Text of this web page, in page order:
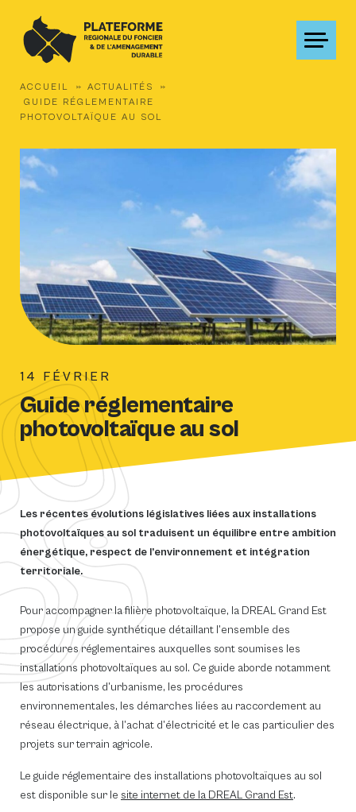
Présentation de
Partenaires
SRADDET Grand
Portrait foncier
Les friches en
TRAVAIL
Groupe de travail
économique (ZAE)
Groupe de
ACTIONS
Plénières
Formations et
ACCUEIL » ACTUALITÉS »
GUIDE RÉGLEMENTAIRE
PHOTOVOLTAÏQUE AU SOL
14 FÉVRIER
Guide réglementaire
photovoltaïque au sol
Les récentes évolutions législatives liées aux installations
photovoltaïques au sol traduisent un équilibre entre ambition
énergétique, respect de l’environnement et intégration
territoriale.
Pour accompagner la filière photovoltaïque, la DREAL Grand Est
propose un guide synthétique détaillant l’ensemble des
procédures réglementaires auxquelles sont soumises les
installations photovoltaïques au sol. Ce guide aborde notamment
les autorisations d’urbanisme, les procédures
environnementales, les démarches liées au raccordement au
réseau électrique, à l’achat d’électricité et le cas particulier des
projets sur terrain agricole.
Le guide réglementaire des installations photovoltaïques au sol
est disponible sur le site internet de la DREAL Grand Est.